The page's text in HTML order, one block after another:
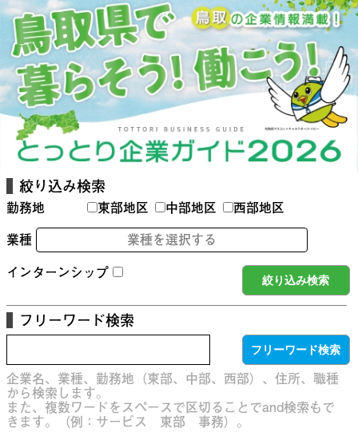
絞り込み検索
勤務地 東部地区 中部地区
西部地区
業種
業種を選択する
インターンシップ
フリーワード検索
企業名、業種、勤務地（東部、中部、西部）、住所、職種
から検索します。
また、複数ワードをスペースで区切ることでand検索もで
きます。（例：サービス 東部 事務）。